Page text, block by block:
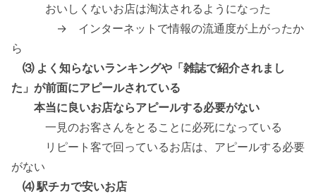
おいしくないお店は淘汰されるようになった
→ インターネットで情報の流通度が上がったか
ら
⑶ よく知らないランキングや「雑誌で紹介されまし
た」が前面にアピールされている
本当に良いお店ならアピールする必要がない
一見のお客さんをとることに必死になっている
リピート客で回っているお店は、アピールする必要
がない
⑷ 駅チカで安いお店